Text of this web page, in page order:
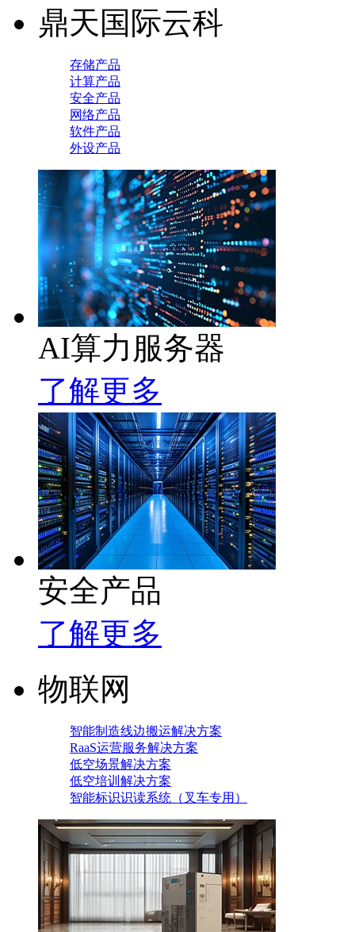
鼎天国际云科
存储产品
计算产品
安全产品
网络产品
软件产品
外设产品
AI算力服务器
了解更多
安全产品
了解更多
物联网
智能制造线边搬运解决方案
RaaS运营服务解决方案
低空场景解决方案
低空培训解决方案
智能标识识读系统（叉车专用）